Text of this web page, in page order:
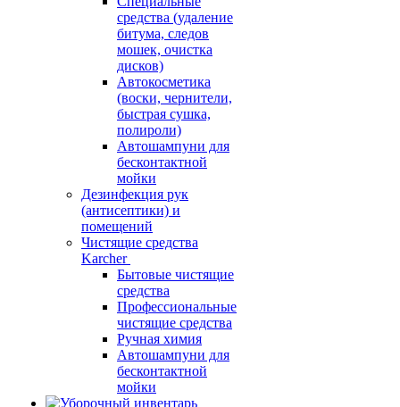
средства (удаление
битума, следов
мошек, очистка
дисков)
Автокосметика
(воски, чернители,
быстрая сушка,
полироли)
Автошампуни для
бесконтактной
мойки
Дезинфекция рук
(антисептики) и
помещений
Чистящие средства
Karcher
Бытовые чистящие
средства
Профессиональные
чистящие средства
Ручная химия
Автошампуни для
бесконтактной
мойки